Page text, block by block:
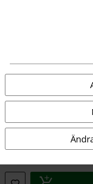
Avfallshantering och
Försäkran om
Information om tillgänglighet
Bekräfta ångrat köp